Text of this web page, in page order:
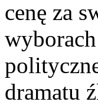
cenę za
dramatu